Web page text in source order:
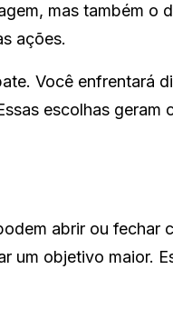
mas também o
ações.
Você enfrentará
escolhas geram
abrir ou fechar
um objetivo maior.